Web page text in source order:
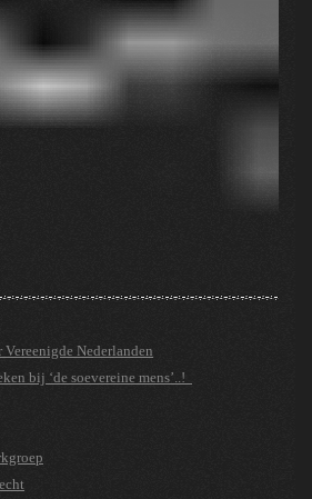
Nederlanden
bij ‘de soevereine mens’..!